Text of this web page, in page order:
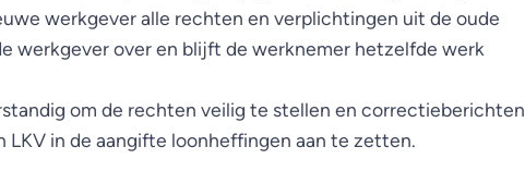
werkgever alle rechten en verplichtingen uit de oude
werkgever over en blijft de werknemer hetzelfde werk
om de rechten veilig te stellen en correctieberichten
LKV in de aangifte loonheffingen aan te zetten.